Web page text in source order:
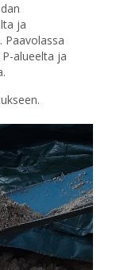
ja
Paavolassa
alueelta ja